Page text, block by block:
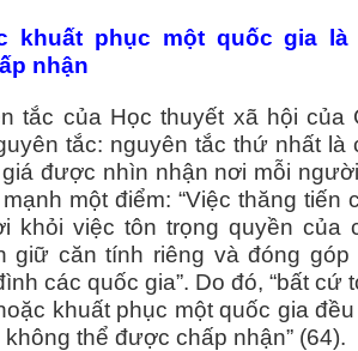
khuất phục một quốc gia
nhận
tắc của Học thuyết xã hội
tắc: nguyên tắc thứ nhất là
được nhìn nhận nơi mỗi
một điểm: “Việc thăng tiến
khỏi việc tôn trọng quyền của
giữ căn tính riêng và đóng góp
các quốc gia”. Do đó, “bất cứ
khuất phục một quốc gia
thể được chấp nhận” (64).